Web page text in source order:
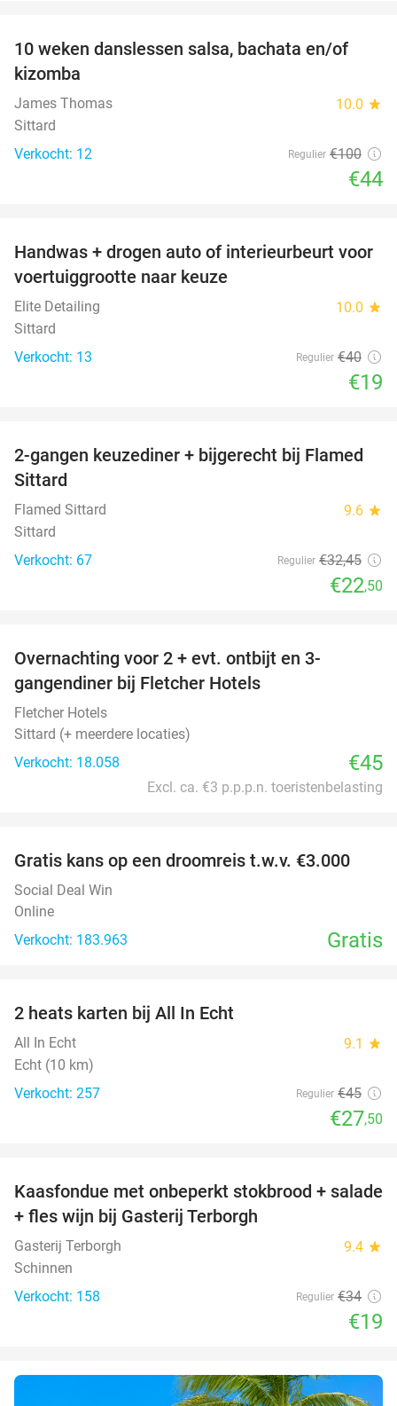
56%
10 weken danslessen salsa, bachata en/of
kizomba
James Thomas 10.0 star
Sittard
Verkocht: 12
Regulier €100
€44
53%
Handwas + drogen auto of interieurbeurt voor
voertuiggrootte naar keuze
Elite Detailing 10.0 star
Sittard
Verkocht: 13
Regulier €40
€19
31%
2-gangen keuzediner + bijgerecht bij Flamed
Sittard
Flamed Sittard 9.6 star
Sittard
Verkocht: 67
Regulier €32,45
€22,50
Overnachting voor 2 + evt. ontbijt en 3-
gangendiner bij Fletcher Hotels
Fletcher Hotels
Sittard (+ meerdere locaties)
Verkocht: 18.058
€45
Excl. ca. €3 p.p.p.n. toeristenbelasting
Gratis kans op een droomreis t.w.v. €3.000
Social Deal Win
Online
Verkocht: 183.963
Gratis
2 heats karten bij All In Echt
All In Echt 9.1 star
Echt (10 km)
Verkocht: 257
Regulier €45
€27,50
44%
Kaasfondue met onbeperkt stokbrood + salade
+ fles wijn bij Gasterij Terborgh
Gasterij Terborgh 9.4 star
Schinnen
Verkocht: 158
Regulier €34
€19